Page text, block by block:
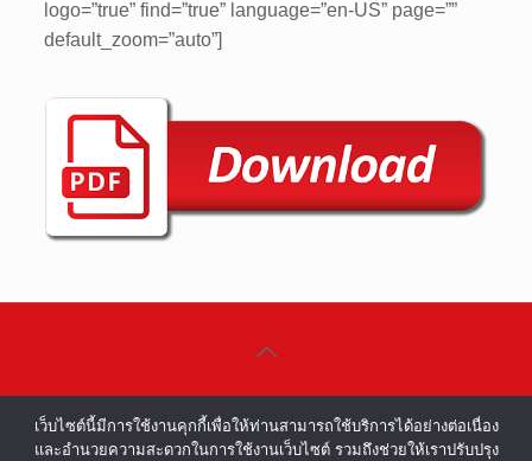
logo=”true” find=”true” language=”en-US” page=””
default_zoom=”auto”]
©COPYRIGHT 2002-2016 ALL RIGHTS
RESERVED.
เว็บไซต์นี้มีการใช้งานคุกกี้เพื่อให้ท่านสามารถใช้บริการได้อย่างต่อเนื่อง
และอำนวยความสะดวกในการใช้งานเว็บไซต์ รวมถึงช่วยให้เราปรับปรุง